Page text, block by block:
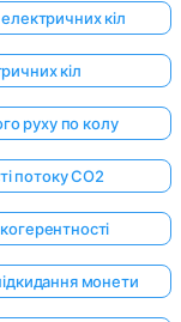
кіл
кіл
руху по колу
потоку CO2
монети